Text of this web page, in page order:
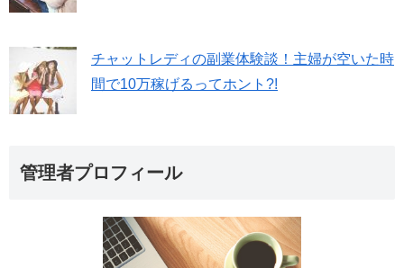
チャットレディの副業体験談！主婦が空いた時
間で10万稼げるってホント?!
管理者プロフィール